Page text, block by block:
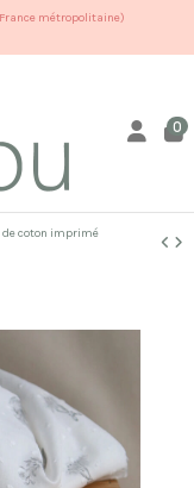
métropolitaine)
0
coton imprimé